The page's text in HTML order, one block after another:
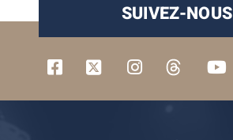
SUIVEZ-NOUS